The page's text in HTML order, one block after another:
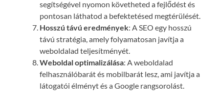
segítségével nyomon követheted a fejlődést és
pontosan láthatod a befektetésed megtérülését.
Hosszú távú eredmények: A SEO egy hosszú
távú stratégia, amely folyamatosan javítja a
weboldalad teljesítményét.
Weboldal optimalizálása: A weboldalad
felhasználóbarát és mobilbarát lesz, ami javítja a
látogatói élményt és a Google rangsorolást.